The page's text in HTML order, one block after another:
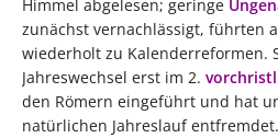
Himmel abgelesen; geringe
zunächst vernachlässigt, führten
wiederholt zu Kalenderreformen.
Jahreswechsel erst im 2.
den Römern eingeführt und hat
natürlichen Jahreslauf